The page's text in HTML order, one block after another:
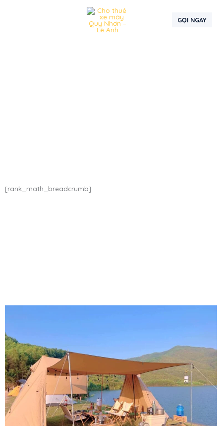
GỌI NGAY
[rank_math_breadcrumb]